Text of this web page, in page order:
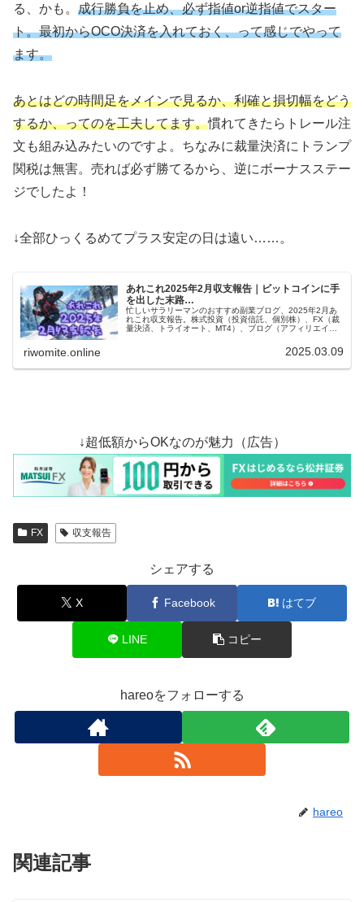
る、かも。 成行勝負を止め、必ず指値or逆指値でスター
ト。最初からOCO決済を入れておく、って感じでやって
ます。
あとはどの時間足をメインで見るか、利確と損切幅をどう
するか、ってのを工夫してます。慣れてきたらトレール注
文も組み込みたいのですよ。ちなみに裁量決済にトランプ
関税は無害。売れば必ず勝てるから、逆にボーナスステー
ジでしたよ！
↓全部ひっくるめてプラス安定の日は遠い……。
あれこれ2025年2月収支報告｜ビットコインに手
を出した末路…
忙しいサラリーマンのおすすめ副業ブログ、2025年2月あ
れこれ収支報告。株式投資（投資信託、個別株）、FX（裁
量決済、トライオート、MT4）、ブログ（アフィリエイ
riwomite.online 2025.03.09
↓超低額からOKなのが魅力（広告）
FX 収支報告
シェアする
X Facebook はてブ
LINE コピー
hareoをフォローする
hareo
関連記事